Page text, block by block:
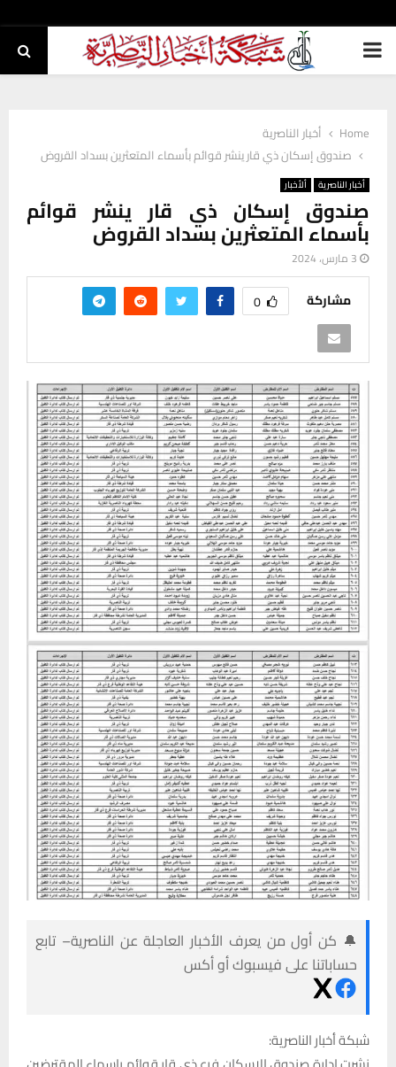
PRIMARY
Home
أخبار الناصرية
صندوق إسكان ذي قار ينشر قوائم بأسماء المتعثرين بسداد القروض
أخبار الناصرية ألأخبار
صندوق إسكان ذي قار ينشر قوائم
بأسماء المتعثرين بسداد القروض
3 مارس، 2024
مشاركة 0
🔔 كن أول من يعرف الأخبار العاجلة عن الناصرية– تابع
حساباتنا على فيسبوك أو أكس
شبكة أخبار الناصرية: